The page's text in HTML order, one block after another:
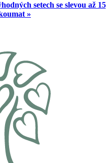
setech se slevou až 15
»